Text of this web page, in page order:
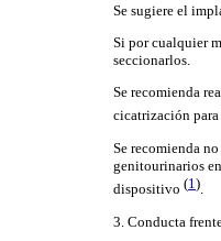
Se sugiere el
Si por cualquier
seccionarlos.
Se recomienda
cicatrización
Se recomienda
genitourinarios
dispositivo (1 ).
3. Conducta